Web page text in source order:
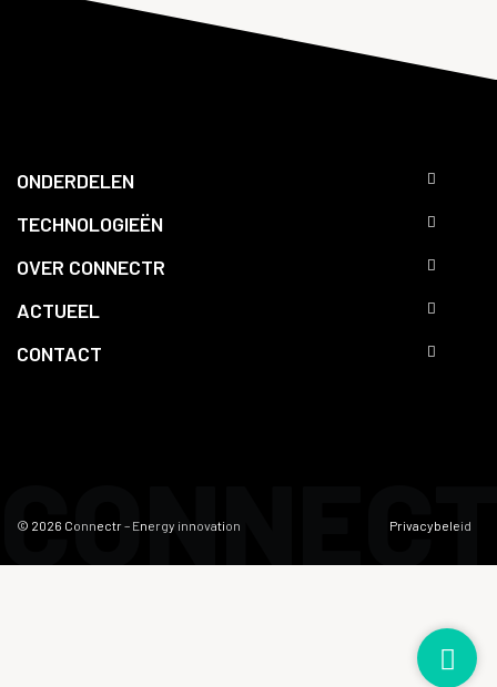
ONDERDELEN
TECHNOLOGIEËN
OVER CONNECTR
ACTUEEL
CONTACT
© 2026 Connectr – Energy innovation Privacybeleid